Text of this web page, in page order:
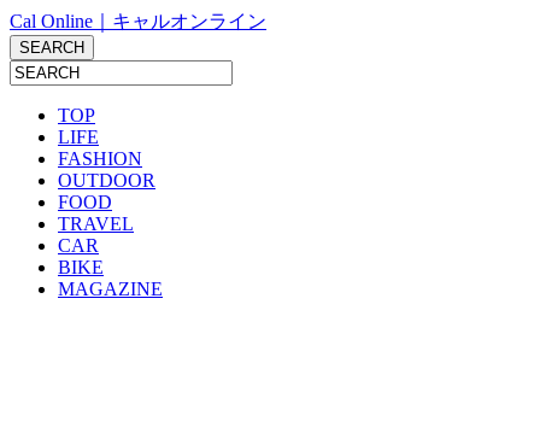
Cal Online｜キャルオンライン
TOP
LIFE
FASHION
OUTDOOR
FOOD
TRAVEL
CAR
BIKE
MAGAZINE